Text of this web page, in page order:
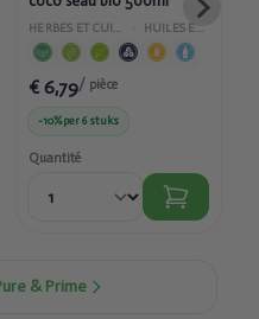
HERBES ET CUISINE DU MONDE HUILES ET VINAIGRES
€ 6,79/ pièce
-10%per 6 stuks
Quantité
& Prime